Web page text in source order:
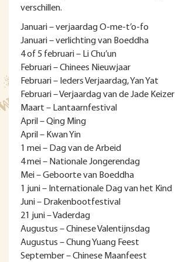
verschillen.
Januari – verjaardag O-me-t’o-fo
Januari – verlichting van Boeddha
4 of 5 februari – Li Chu’un
Februari – Chinees Nieuwjaar
Februari – Ieders Verjaardag, Yan Yat
Februari – Verjaardag van de Jade Keizer
Maart – Lantaarnfestival
April – Qing Ming
April – Kwan Yin
1 mei – Dag van de Arbeid
4 mei – Nationale Jongerendag
Mei – Geboorte van Boeddha
1 juni – Internationale Dag van het Kind
Juni – Drakenbootfestival
21 juni – Vaderdag
Augustus – Chinese Valentijnsdag
Augustus – Chung Yuang Feest
September – Chinese Maanfeest